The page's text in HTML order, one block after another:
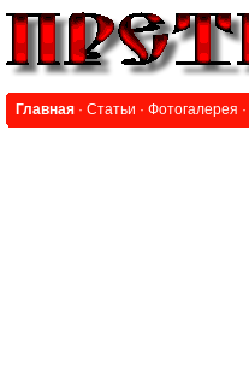
Главная · Статьи · Фотогалерея ·